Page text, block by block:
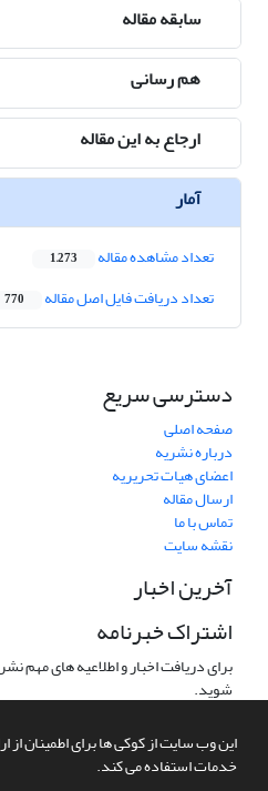
این وب سایت از کوکی ها برای اطمینان از
خدمات استفاده می کند.
سابقه مقاله
هم رسانی
ارجاع به این مقاله
آمار
تعداد مشاهده مقاله 1,273
تعداد دریافت فایل اصل مقاله 770
دسترسی سریع
صفحه اصلی
درباره نشریه
اعضای هیات تحریریه
ارسال مقاله
تماس با ما
نقشه سایت
آخرین اخبار
اشتراک خبرنامه
برای دریافت اخبار و اطلاعیه های مهم
شوید.